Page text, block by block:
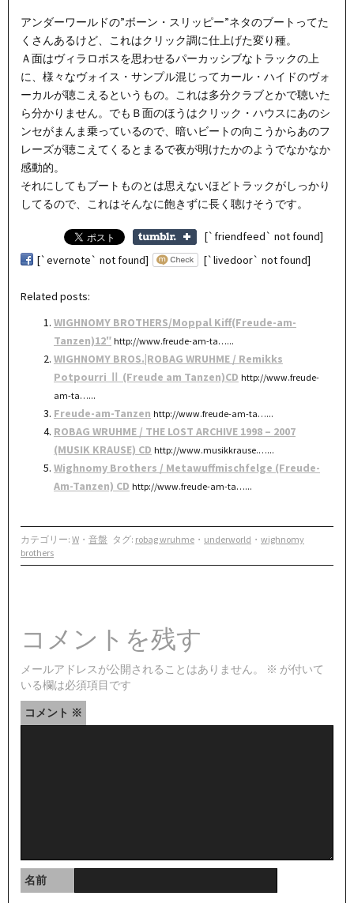
アンダーワールドの”ボーン・スリッピー”ネタのブートってた
くさんあるけど、これはクリック調に仕上げた変り種。
Ａ面はヴィラロボスを思わせるパーカッシブなトラックの上
に、様々なヴォイス・サンプル混じってカール・ハイドのヴォ
ーカルが聴こえるというもの。これは多分クラブとかで聴いた
ら分かりません。でもＢ面のほうはクリック・ハウスにあのシ
ンセがまんま乗っているので、暗いビートの向こうからあのフ
レーズが聴こえてくるとまるで夜が明けたかのようでなかなか
感動的。
それにしてもブートものとは思えないほどトラックがしっかり
してるので、これはそんなに飽きずに長く聴けそうです。
[`friendfeed` not found]
[`evernote` not found]
[`livedoor` not found]
Related posts:
WIGHNOMY BROTHERS/Moppal Kiff(Freude-am-
Tanzen)12″ http://www.freude-am-ta…...
WIGHNOMY BROS.|ROBAG WRUHME / Remikks
Potpourri Ⅱ (Freude am Tanzen)CD http://www.freude-
am-ta…...
Freude-am-Tanzen http://www.freude-am-ta…...
ROBAG WRUHME / THE LOST ARCHIVE 1998 – 2007
(MUSIK KRAUSE) CD http://www.musikkrause.…...
Wighnomy Brothers / Metawuffmischfelge (Freude-
Am-Tanzen) CD http://www.freude-am-ta…...
カテゴリー: W ・ 音盤 タグ: robag wruhme ・ underworld ・ wighnomy
brothers
コメントを残す
メールアドレスが公開されることはありません。 ※ が付いて
いる欄は必須項目です
コメント ※
名前